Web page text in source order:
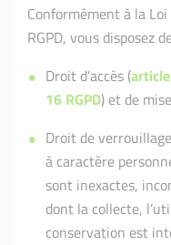
Conformément à la
RGPD, vous disposez
Droit d’accès (
16 RGPD) et de
Droit de
à caractère
sont inexactes,
dont la collecte,
conservation est